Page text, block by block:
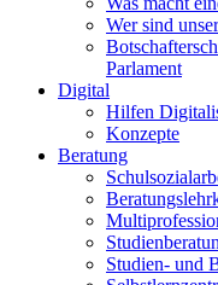
Wer sind
Parlament
Digital
Hilfen
Konzepte
Beratung
Studien- und